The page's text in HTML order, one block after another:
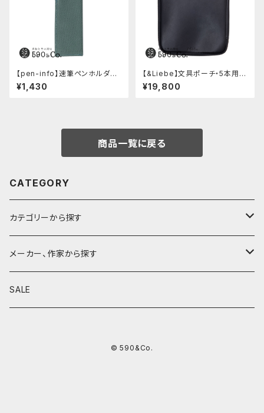
【pen-info】速筆ペンホルダー
590&Co.別注色 (アクアブル
ー)
¥1,430
【&Liebe】文具ポーチ・5本用
(スムースブラック)
¥19,800
商品一覧に戻る
CATEGORY
カテゴリーから探す
鉛筆
鉛筆補助軸
メーカー、作家から探す
590&Co.
SALE
© 590&Co.